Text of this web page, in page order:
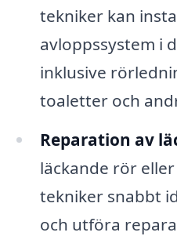
tekniker kan
avloppssystem i
inklusive
toaletter och
Reparation av
läckande rör eller
tekniker snabbt
och utföra